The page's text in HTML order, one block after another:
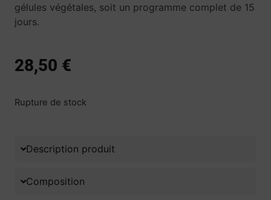
gélules végétales, soit un programme complet de 15
jours.
28,50 €
Rupture de stock
Description produit
Composition